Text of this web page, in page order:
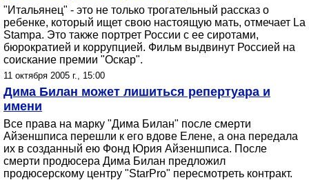
"Итальянец" - это не только трогательный рассказ о
ребенке, который ищет свою настоящую мать, отмечает La
Stampa. Это также портрет России с ее сиротами,
бюрократией и коррупцией. Фильм выдвинут Россией на
соискание премии "Оскар".
11 октября 2005 г., 15:00
Дима Билан может лишиться репертуара и
имени
Все права на марку "Дима Билан" после смерти
Айзеншписа перешли к его вдове Елене, а она передала
их в созданный ею Фонд Юрия Айзеншписа. После
смерти продюсера Дима Билан предложил
продюсерскому центру "StarPro" пересмотреть контракт.